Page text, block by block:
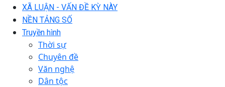
XÃ LUẬN - VẤN ĐỀ KỲ NÀY
NỀN TẢNG SỐ
Truyền hình
Thời sự
Chuyên đề
Văn nghệ
Dân tộc